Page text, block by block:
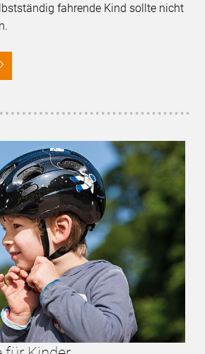
fahrende Kind sollte nicht